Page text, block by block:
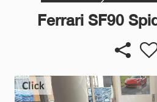
Ferrari SF90